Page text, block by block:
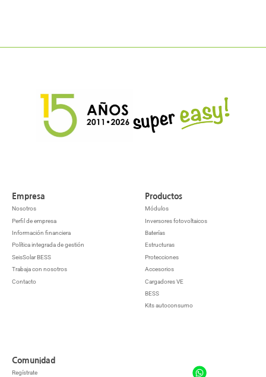
Empresa
Nosotros
Perfil de empresa
Información financiera
Política integrada de gestión
SeisSolar BESS
Trabaja con nosotros
Contacto
Productos
Módulos
Inversores fotovoltaicos
Baterías
Estructuras
Protecciones
Accesorios
Cargadores VE
BESS
Kits autoconsumo
Comunidad
Regístrate